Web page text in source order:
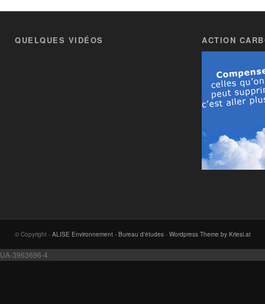
QUELQUES VIDÉOS ACTION
© Copyright - ALISE Environnement - Bureau d'études - Wordpress Theme by Kriesi.at
UA-3963696-4